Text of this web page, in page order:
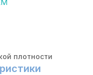
плотности